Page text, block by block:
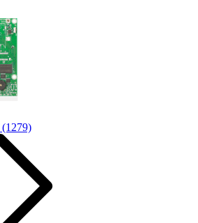
(1279)